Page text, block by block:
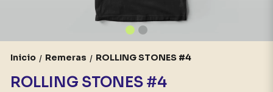
Inicio / Remeras / ROLLING STONES #4
ROLLING STONES #4